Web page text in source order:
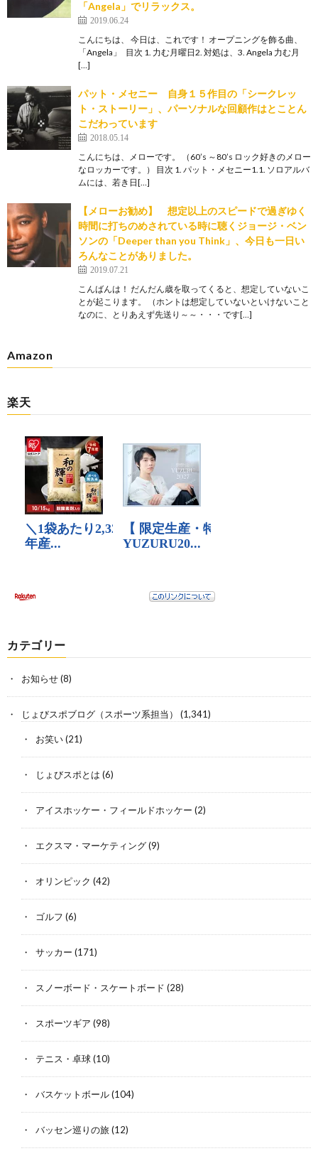
「Angela」でリラックス。
2019.06.24
こんにちは、 今日は、これです！ オープニングを飾る曲、
「Angela」 目次 1. 力む月曜日2. 対処は、3. Angela 力む月
[…]
パット・メセニー 自身１５作目の「シークレッ
ト・ストーリー」、パーソナルな回顧作はとことん
こだわっています
2018.05.14
こんにちは、メローです。 （60’s ～80’s ロック好きのメロー
なロッカーです。） 目次 1. パット・メセニー1.1. ソロアルバ
ムには、若き日[…]
【メローお勧め】 想定以上のスピードで過ぎゆく
時間に打ちのめされている時に聴くジョージ・ベン
ソンの「Deeper than you Think」、今日も一日い
ろんなことがありました。
2019.07.21
こんばんは！ だんだん歳を取ってくると、想定していないこ
とが起こります。 （ホントは想定していないといけないこと
なのに、とりあえず先送り～～・・・です[…]
Amazon
楽天
カテゴリー
お知らせ(8)
じょびスポブログ（スポーツ系担当） (1,341)
お笑い(21)
じょびスポとは (6)
アイスホッケー・フィールドホッケー (2)
エクスマ・マーケティング(9)
オリンピック (42)
ゴルフ (6)
サッカー (171)
スノーボード・スケートボード (28)
スポーツギア (98)
テニス・卓球(10)
バスケットボール(104)
バッセン巡りの旅(12)